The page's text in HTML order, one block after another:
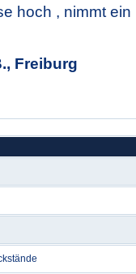
hoch , nimmt
Freiburg